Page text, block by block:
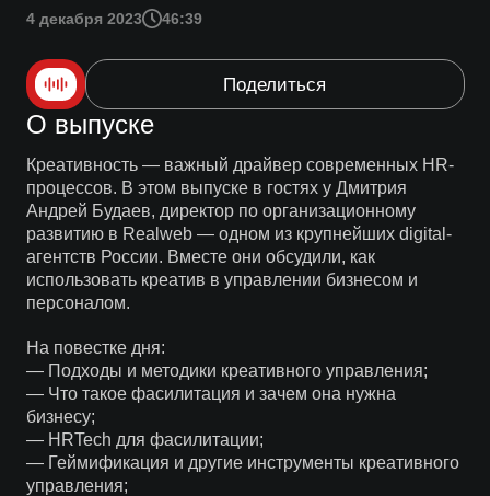
4 декабря 2023 46:39
Поделиться
О выпуске
Креативность — важный драйвер современных HR-
процессов. В этом выпуске в гостях у Дмитрия
Андрей Будаев, директор по организационному
развитию в Realweb — одном из крупнейших digital-
агентств России. Вместе они обсудили, как
использовать креатив в управлении бизнесом и
персоналом.
На повестке дня:
— Подходы и методики креативного управления;
— Что такое фасилитация и зачем она нужна
бизнесу;
— HRTech для фасилитации;
— Геймификация и другие инструменты креативного
управления;